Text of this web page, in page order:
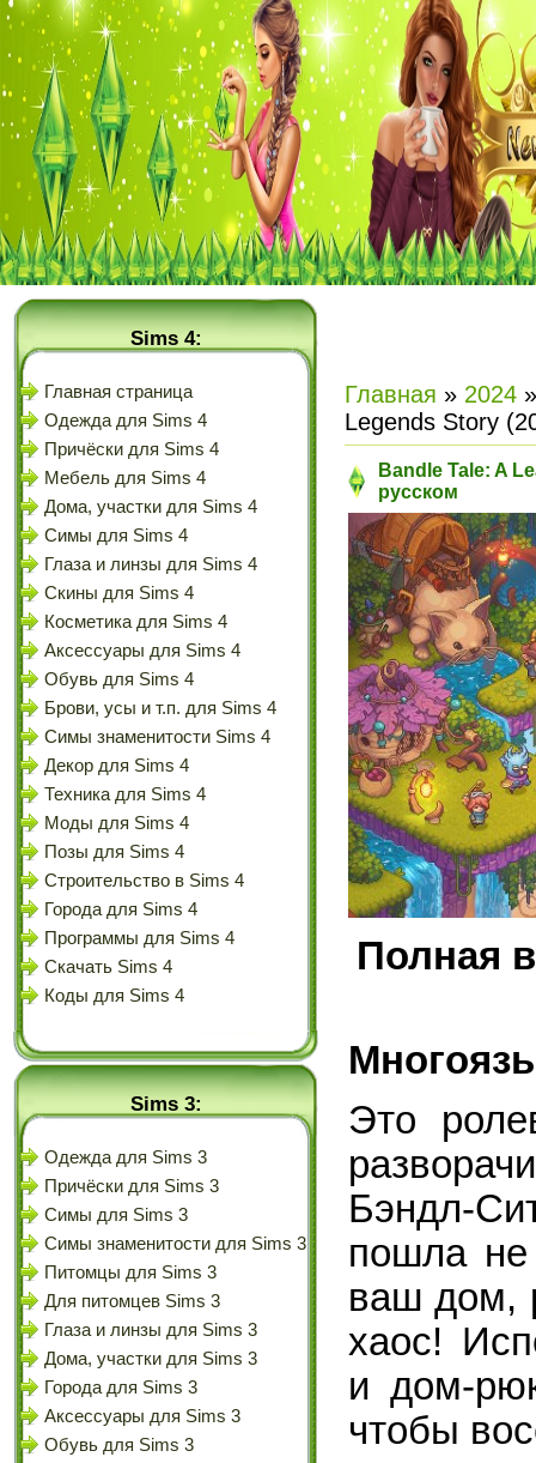
Sims 4:
Главная страница
Одежда для Sims 4
Причёски для Sims 4
Мебель для Sims 4
Дома, участки для Sims 4
Симы для Sims 4
Глаза и линзы для Sims 4
Скины для Sims 4
Косметика для Sims 4
Аксессуары для Sims 4
Обувь для Sims 4
Брови, усы и т.п. для Sims 4
Симы знаменитости Sims 4
Декор для Sims 4
Техника для Sims 4
Моды для Sims 4
Позы для Sims 4
Строительство в Sims 4
Города для Sims 4
Программы для Sims 4
Скачать Sims 4
Коды для Sims 4
Sims 3:
Одежда для Sims 3
Причёски для Sims 3
Симы для Sims 3
Симы знаменитости для Sims 3
Питомцы для Sims 3
Для питомцев Sims 3
Глаза и линзы для Sims 3
Дома, участки для Sims 3
Города для Sims 3
Аксессуары для Sims 3
Обувь для Sims 3
Главная » 2024 »
Legends Story
Bandle Tale: A
русском
Полная
Это
Бэндл-
пошла не
ваш дом,
хаос!
и дом-
чтобы